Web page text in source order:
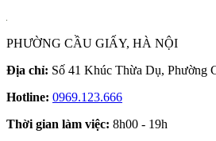
PHƯỜNG CẦU GIẤY, HÀ NỘI
Địa chỉ: Số 41 Khúc Thừa Dụ, Phường
Hotline: 0969.123.666
Thời gian làm việc: 8h00 - 19h